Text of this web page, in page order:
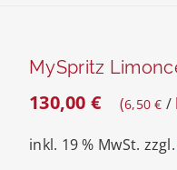
MySpritz
130,00 € 6,50€ / l
inkl. 19 % MwSt.